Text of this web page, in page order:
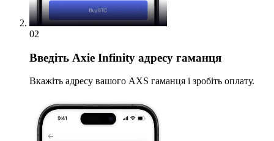
02
Введіть Axie Infinity адресу гаманця
Вкажіть адресу вашого AXS гаманця і зробіть оплату.